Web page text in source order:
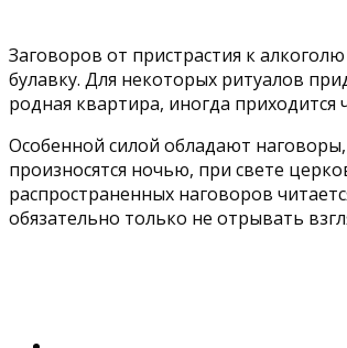
Заговоров от пристрастия к
булавку. Для некоторых ритуалов
родная квартира, иногда
Особенной силой обладают
произносятся ночью, при свете
распространенных наговоров
обязательно только не отрывать